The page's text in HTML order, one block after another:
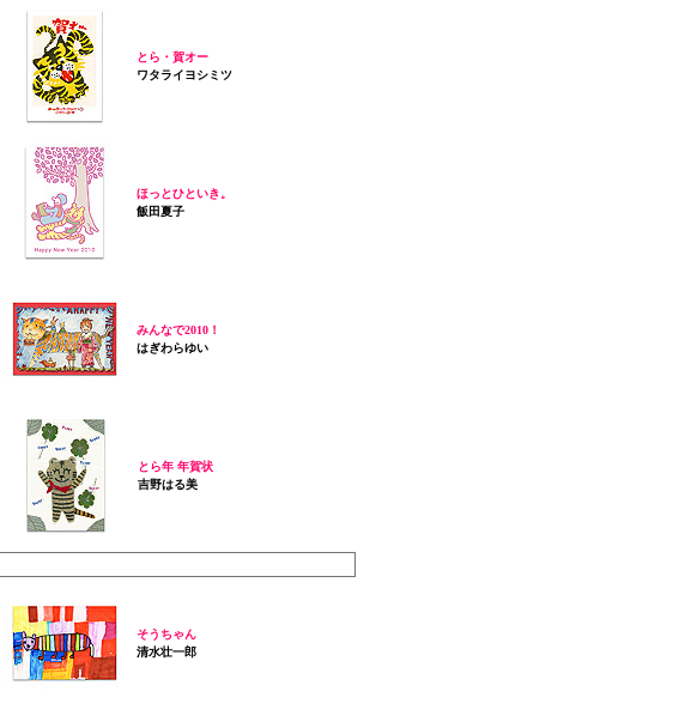
とら・賀オー
ワタライヨシミツ
ほっとひといき。
飯田夏子
みんなで2010！
はぎわらゆい
とら年 年賀状
吉野はる美
そうちゃん
清水壮一郎